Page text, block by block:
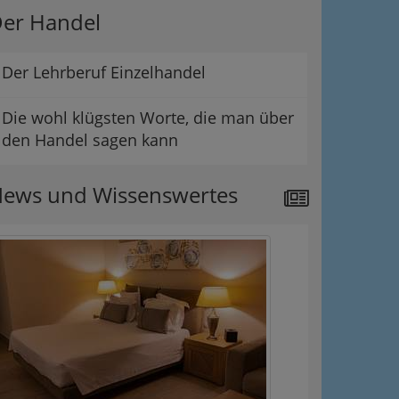
Handel
Der Lehrberuf Einzelhandel
Die wohl klügsten Worte, die man über
den Handel sagen kann
und Wissenswertes